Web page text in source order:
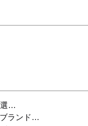
選…
ランド…